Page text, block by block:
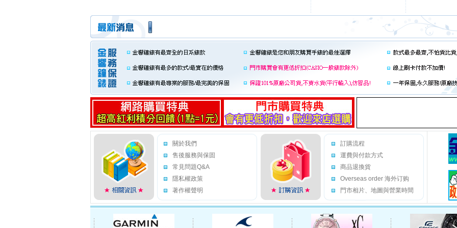
關於我們
售後服務與保固
常見問題Q&A
隱私權政策
著作權聲明
訂購流程
運費與付款方式
商品退換貨
Overseas order 海外订购
門市相片、地圖與營業時間